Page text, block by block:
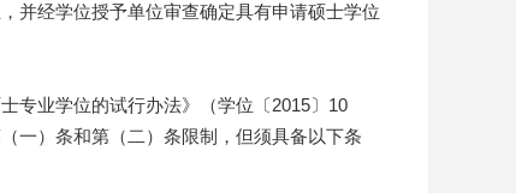
经学位授予单位审查确定具有申请硕士学位
业学位的试行办法》（学位〔2015〕10
一）条和第（二）条限制，但须具备以下条